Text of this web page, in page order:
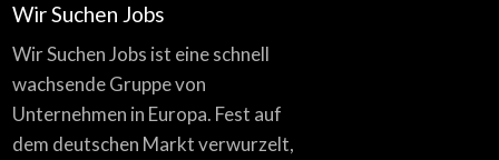
Wir Suchen Jobs
Wir Suchen Jobs ist eine schnell
wachsende Gruppe von
Unternehmen in Europa. Fest auf
dem deutschen Markt verwurzelt,